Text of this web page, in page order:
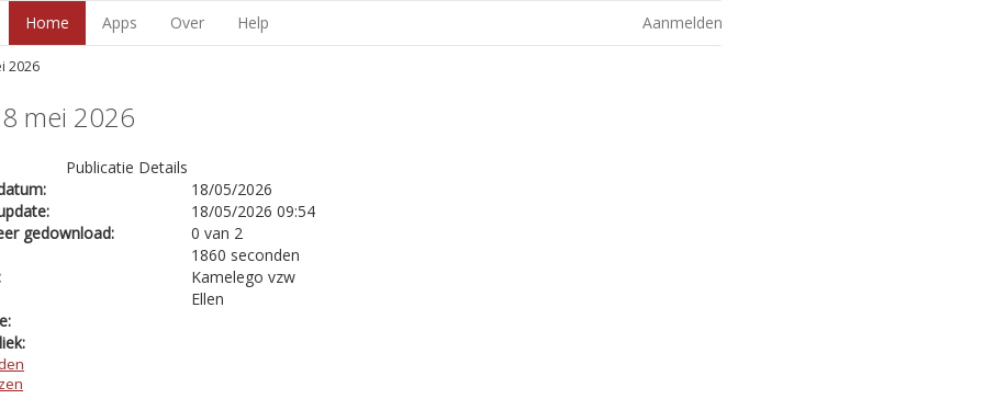
Home Apps Over Help Aanmelden
2026
mei 2026
Publicatie Details
18/05/2026
18/05/2026 09:54
gedownload:
0 van 2
1860 seconden
Kamelego vzw
Ellen